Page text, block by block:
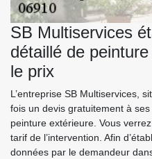
SB Multiservices
détaillé de
le prix
L’entreprise SB Multiservices,
fois un devis gratuitement à
peinture extérieure. Vous
tarif de l’intervention. Afin
données par le demandeur